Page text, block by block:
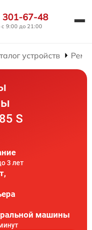
301-67-48
9:00 до 21:00
устройств
S
3 лет
машины